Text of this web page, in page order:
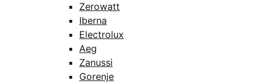
Zerowatt
Iberna
Electrolux
Aeg
Zanussi
Gorenje